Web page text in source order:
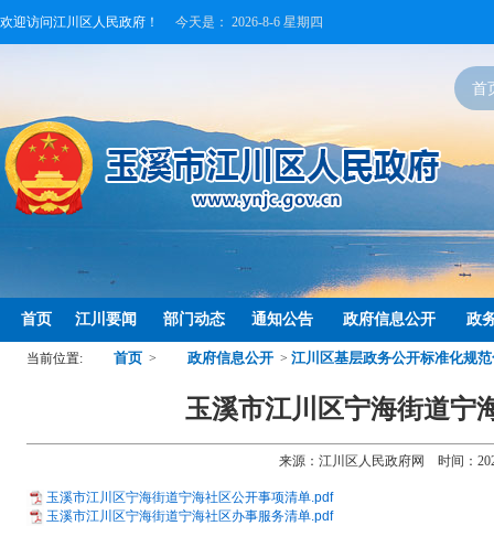
欢迎访问江川区人民政府！ 今天是： 2026-8-6 星期四
首
首页 江川要闻 部门动态 通知公告 政府信息公开 政
当前位置: 首页 > 政府信息公开 > 江川区基层政务公开标准化规
玉溪市江川区宁海街道宁
来源：江川区人民政府网 时间：
玉溪市江川区宁海街道宁海社区公开事项清单.pdf
玉溪市江川区宁海街道宁海社区办事服务清单.pdf